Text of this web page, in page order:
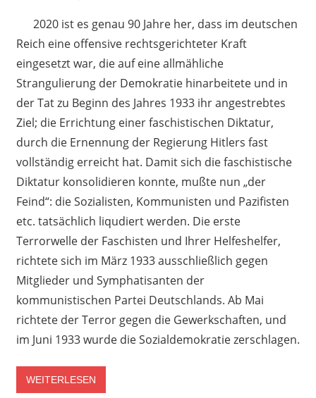
2020 ist es genau 90 Jahre her, dass im deutschen
Reich eine offensive rechtsgerichteter Kraft
eingesetzt war, die auf eine allmähliche
Strangulierung der Demokratie hinarbeitete und in
der Tat zu Beginn des Jahres 1933 ihr angestrebtes
Ziel; die Errichtung einer faschistischen Diktatur,
durch die Ernennung der Regierung Hitlers fast
vollständig erreicht hat. Damit sich die faschistische
Diktatur konsolidieren konnte, mußte nun „der
Feind“: die Sozialisten, Kommunisten und Pazifisten
etc. tatsächlich liqudiert werden. Die erste
Terrorwelle der Faschisten und Ihrer Helfeshelfer,
richtete sich im März 1933 ausschließlich gegen
Mitglieder und Symphatisanten der
kommunistischen Partei Deutschlands. Ab Mai
richtete der Terror gegen die Gewerkschaften, und
im Juni 1933 wurde die Sozialdemokratie zerschlagen.
WEITERLESEN